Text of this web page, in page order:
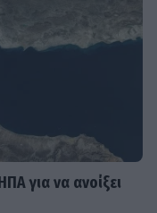
για να ανοίξει